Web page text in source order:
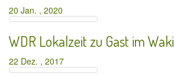
20 Jan. , 2020
WDR Lokalzeit zu Gast im Waki
22 Dez. , 2017